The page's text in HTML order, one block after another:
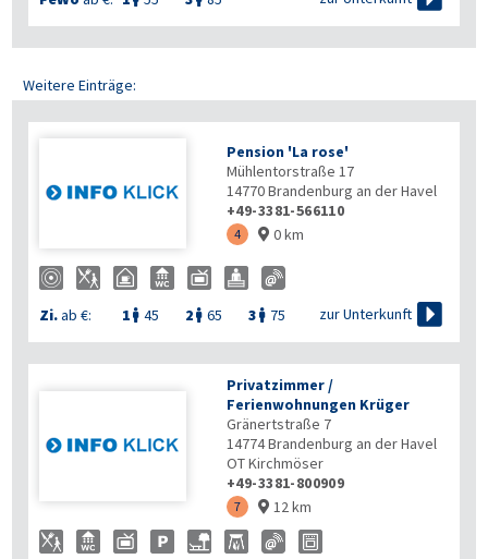
Weitere Einträge:
Pension 'La rose'
Mühlentorstraße 17
14770Brandenburg an der Havel
+49-3381-566110
4  0 km
Zi.ab €: 1  45 2  65 3  75 zur Unterkunft 
Privatzimmer /
Ferienwohnungen Krüger
Gränertstraße 7
14774Brandenburg an der Havel
OT Kirchmöser
+49-3381-800909
7  12 km